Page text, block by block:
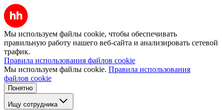
Мы используем файлы cookie, чтобы обеспечивать
правильную работу нашего веб-сайта и анализировать сетевой
трафик.
Правила использования файлов cookie
Мы используем файлы cookie. Правила использования
файлов cookie
Понятно
Ищу сотрудника